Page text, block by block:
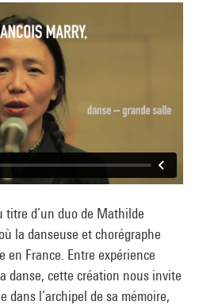
titre d’un duo de Mathilde
la danseuse et chorégraphe
en France. Entre expérience
danse, cette création nous invite
dans l’archipel de sa mémoire,